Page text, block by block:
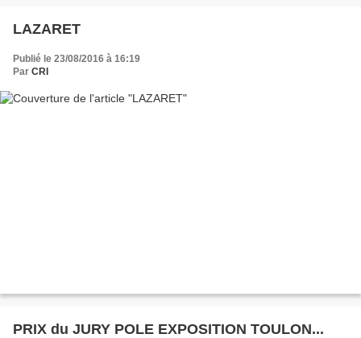
LAZARET
Publié le 23/08/2016 à 16:19
Par CRI
PRIX du JURY POLE EXPOSITION TOULON...